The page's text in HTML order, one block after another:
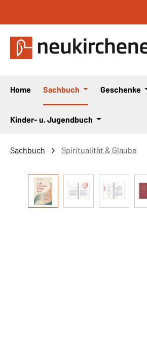
Home Sachbuch Geschenke
Kinder- u. Jugendbuch
Sachbuch Spiritualität & Glaube
Bildergalerie überspringen